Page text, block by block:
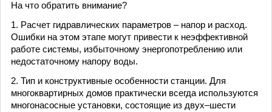
На что обратить внимание?
1. Расчет гидравлических параметров – напор и расход.
Ошибки на этом этапе могут привести к неэффективной
работе системы, избыточному энергопотреблению или
недостаточному напору воды.
2. Тип и конструктивные особенности станции. Для
многоквартирных домов практически всегда используются
многонасосные установки, состоящие из двух–шести